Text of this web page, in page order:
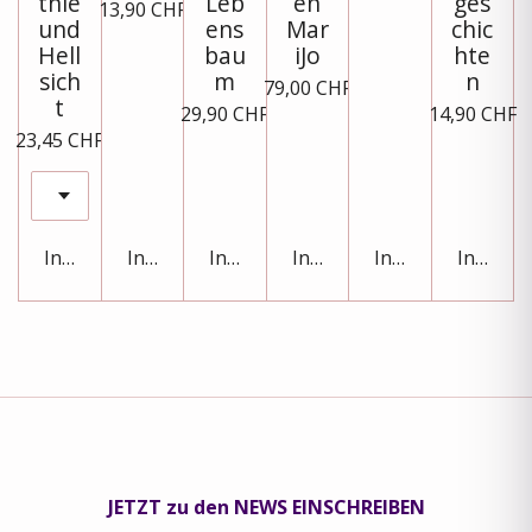
und
Hell
sich
t
23,45 CHF
In den Warenkorb
13,90 CHF
In den Warenkorb
ens
bau
m
29,90 CHF
In den Warenkorb
Mar
iJo
79,00 CHF
In den Warenkorb
In den
chic
hte
n
14,90 CHF
In den
JETZT zu den NEWS EINSCHREIBEN